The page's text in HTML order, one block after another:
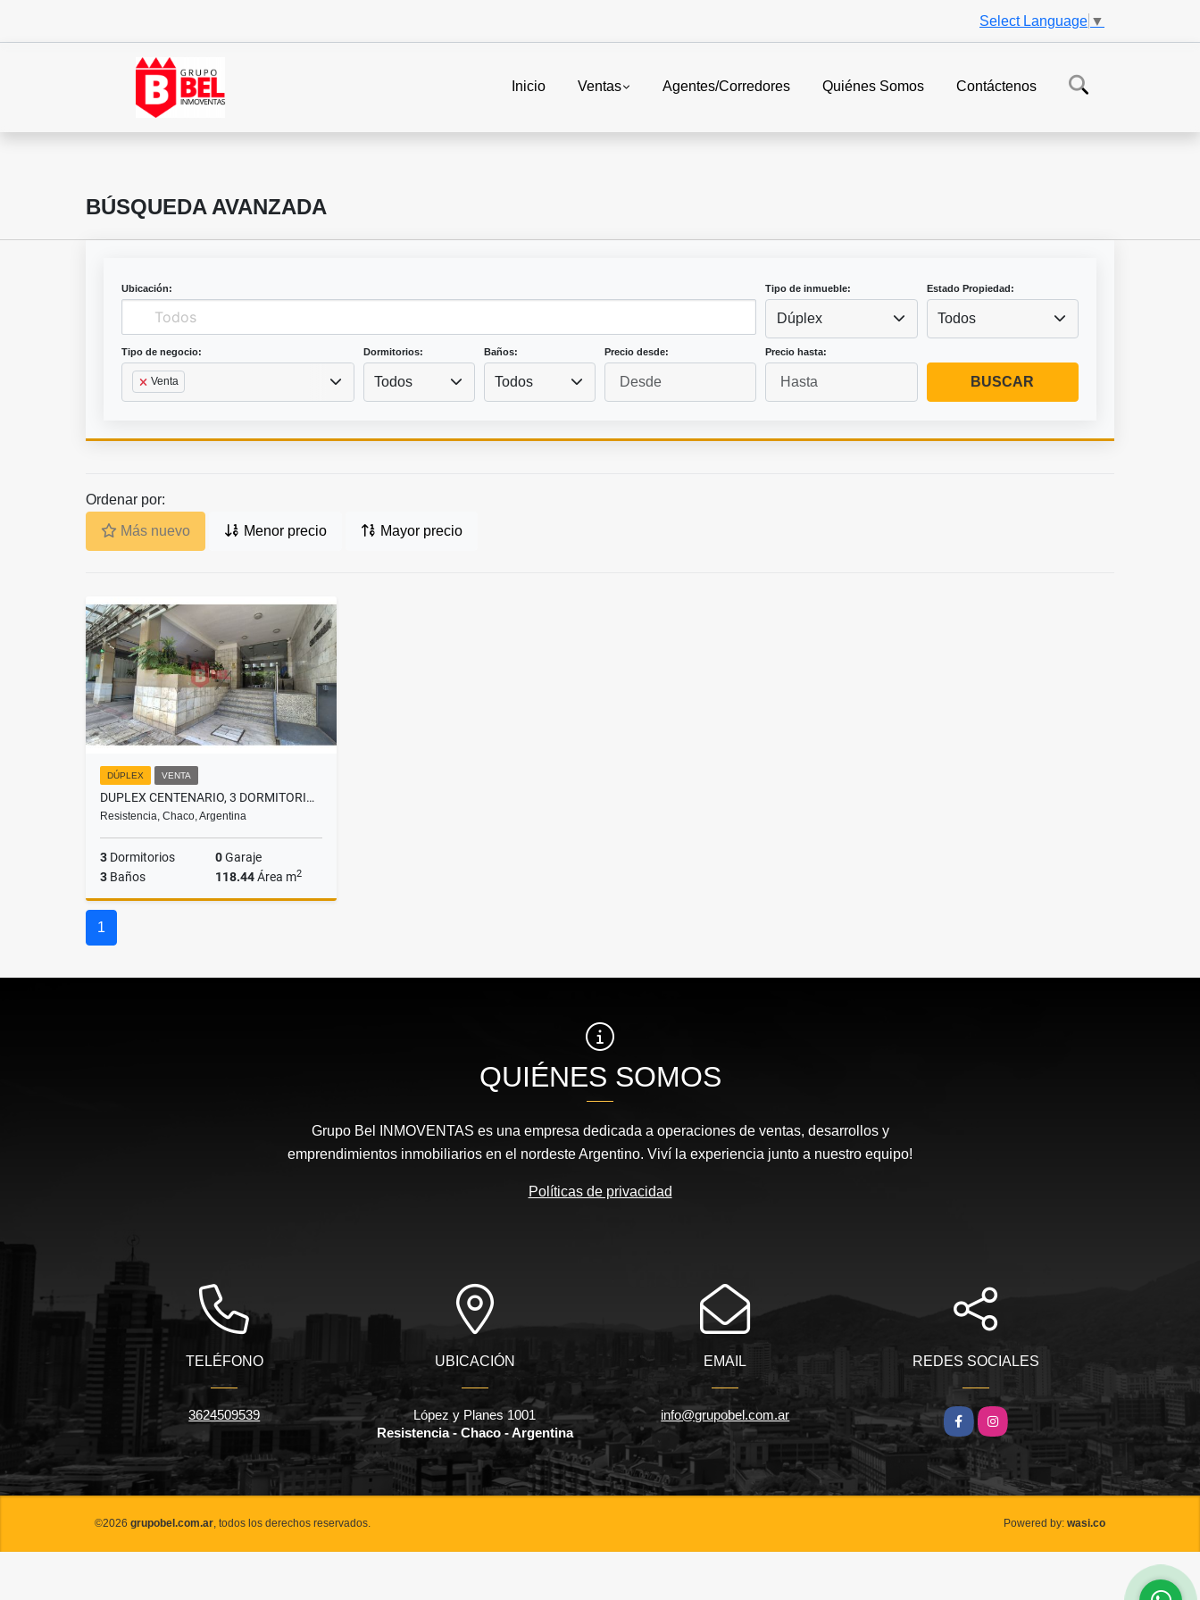
Select Language ▼
Inicio Ventas Agentes/Corredores Quiénes Somos Contáctenos
BÚSQUEDA AVANZADA
Ubicación: Tipo de inmueble:
Dúplex
Estado Propiedad:
Todos
Tipo de negocio:
Venta
Dormitorios:
Todos
Baños:
Todos
Precio desde: Precio hasta:
BUSCAR
Ordenar por:
Más nuevo Menor precio Mayor precio
DÚPLEX VENTA
DUPLEX CENTENARIO, 3 DORMITORIOS!
Resistencia, Chaco, Argentina
3 Dormitorios 0Garaje
3 Baños 118.44Área m2
1
QUIÉNES SOMOS
Grupo Bel INMOVENTAS es una empresa dedicada a operaciones de ventas, desarrollos y
emprendimientos inmobiliarios en el nordeste Argentino. Viví la experiencia junto a nuestro equipo!
Políticas de privacidad
TELÉFONO
3624509539
UBICACIÓN
López y Planes 1001
Resistencia - Chaco - Argentina
EMAIL
info@grupobel.com.ar
REDES SOCIALES
Facebook
Instagram
©2026 grupobel.com.ar, todos los derechos reservados. Powered by: wasi.co